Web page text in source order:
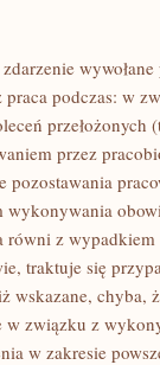
podczas: w
przełożonych
przez
pozostawania
równi z
traktuje się
chyba,
związku z
w zakresie